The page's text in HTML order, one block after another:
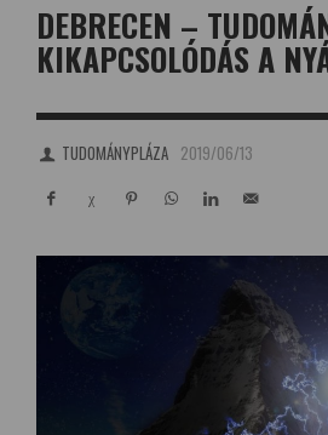
DEBRECEN –
KIKAPCSOLÓDÁS A
TUDOMÁNYPLÁZA 2019/06/13